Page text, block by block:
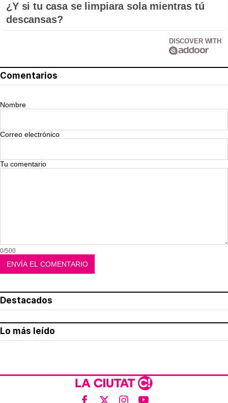
¿Y si tu casa se limpiara sola mientras tú
descansas?
DISCOVER WITH
Comentarios
Nombre
Correo electrónico
Tu comentario
0/500
Destacados
Lo más leído